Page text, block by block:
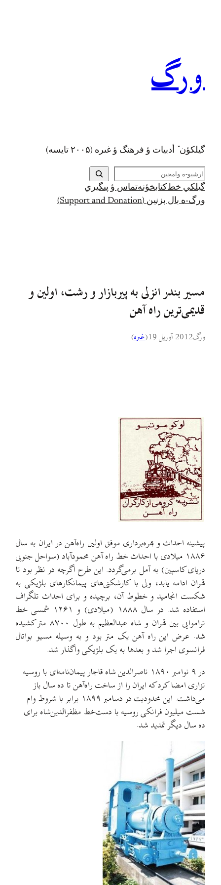
ورگ
گيلکؤن ٚ أدبیات ؤ فرهنگ ؤ غىره (۲۰۰۵ تايسه)
ج
س
ت
ج
گيلکي خط کتابخؤنهتماس ؤ پىگيري
ورگ-ه بال بزنين (Support and Donation)
مسیر بندر انزلی به پیربازار و رشت، اولین و
قدیمی‌ترین راه آهن
ورگ2012 آوریل 19 (غىره)
پیشینه احداث و بهره‌برداری موفق اولین راه‌آهن در ایران به سال
۱۸۸۶ میلادی با احداث خط راه آهن محمودآباد (سواحل جنوبی
دریای کاسپین) به آمل برمی‌گردد. این طرح اگرچه در نظر بود تا
تهران ادامه یابد، ولی با کارشکنی‌های پیمانکارهای بلژیکی به
شکست انجامید و خطوط آن، برچیده و برای احداث تلگراف
استفاده شد. در سال ۱۸۸۸ (میلادی) و ۱۲۶۱ شمسی خط
تراموایی بین تهران و شاه عبدالعظیم به طول ۸۷۰۰ متر کشیده
شد. عرض این راه آهن یک متر بود و به وسیله مسیو بواتال
فرانسوی اجرا شد و بعدها به یک بلژیکی واگذار شد.
در ۹ نوامبر ۱۸۹۰ ناصرالدین شاه قاجار پیمان‌نامه‌ای با روسیه
تزاری امضا کرد که ایران را از ساخت راه‌آهن تا ده سال باز
می‌داشت. این محدودیت در دسامبر ۱۸۹۹ برابر با شروط وام
شست میلیون فرانکی روسیه با دست‌خط مظفرالدین‌شاه برای
ده سال دیگر تمدید شد.